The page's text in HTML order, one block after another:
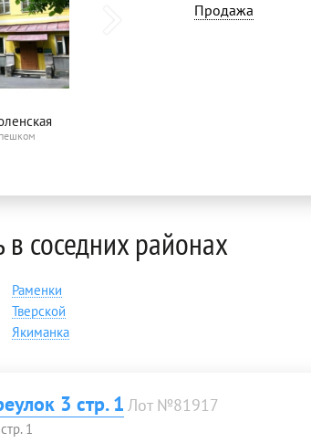
Продажа
соседних районах
Раменки
Тверской
Якиманка
3 стр. 1 Лот №81917
1